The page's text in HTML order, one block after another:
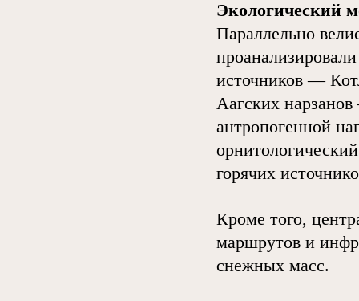
Экологический
Параллельно
источников —
Аагских
антропогенной
горячих
Кроме того,
маршрутов и
снежных масс.